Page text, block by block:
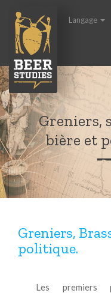
Langage
Greniers,
bière et
Greniers,
politique.
Les premiers